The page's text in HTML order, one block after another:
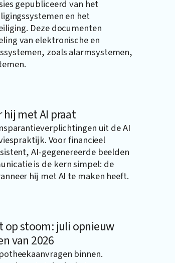
gepubliceerd van het
en het
Deze documenten
van elektronische en
zoals alarmsystemen,
met AI praat
uit de AI
Voor financieel
AI-gegenereerde beelden
is de kern simpel: de
hij met AI te maken heeft.
op stoom: juli opnieuw
van 2026
binnen.